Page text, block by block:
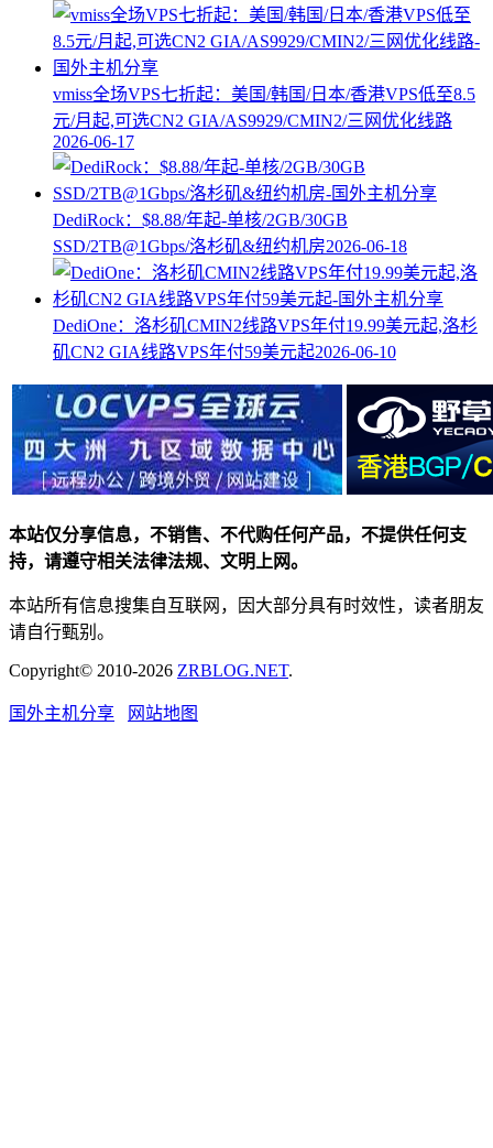
vmiss全场VPS七折起：美国/韩国/日本/香港VPS低至8.5
元/月起,可选CN2 GIA/AS9929/CMIN2/三网优化线路
2026-06-17
DediRock：$8.88/年起-单核/2GB/30GB
SSD/2TB@1Gbps/洛杉矶&纽约机房2026-06-18
DediOne：洛杉矶CMIN2线路VPS年付19.99美元起,洛杉
矶CN2 GIA线路VPS年付59美元起2026-06-10
本站仅分享信息，不销售、不代购任何产品，不提供任何支
持，请遵守相关法律法规、文明上网。
本站所有信息搜集自互联网，因大部分具有时效性，读者朋友
请自行甄别。
Copyright© 2010-2026 ZRBLOG.NET.
国外主机分享 网站地图